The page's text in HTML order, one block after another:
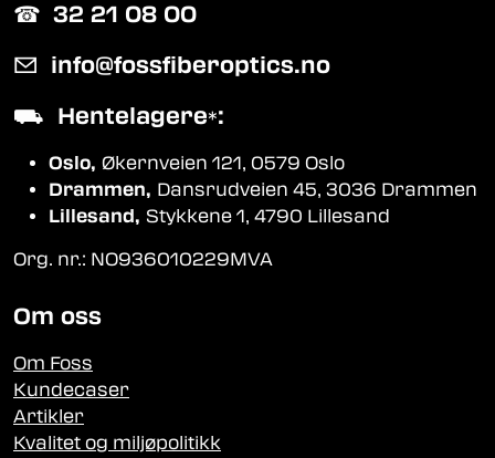
☎︎ 32 21 08 00
✉ info@fossfiberoptics.no
⛟ Hentelagere*:
Oslo, Økernveien 121, 0579 Oslo
Drammen, Dansrudveien 45, 3036 Drammen
Lillesand, Stykkene 1, 4790 Lillesand
Org. nr.: NO936010229MVA
Om oss
Om Foss
Kundecaser
Artikler
Kvalitet og miljøpolitikk